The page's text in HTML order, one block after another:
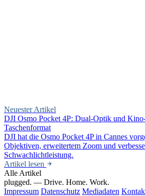
Neuester Artikel
DJI Osmo Pocket 4P: Dual-Optik und
Taschenformat
DJI hat die Osmo Pocket 4P in Cannes
Objektiven, erweitertem Zoom und
Schwachlichtleistung.
Artikel lesen
Alle Artikel
plugged. — Drive. Home. Work.
Impressum Datenschutz Mediadaten